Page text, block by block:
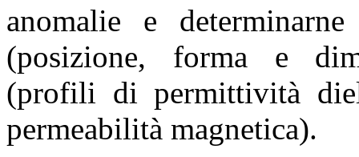
anomalie e
(posizione, forma e
(profili di permittività
permeabilità magnetica).